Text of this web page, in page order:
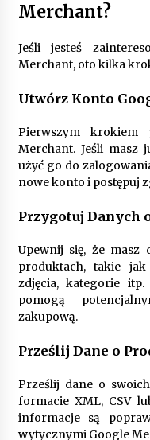
Merchant?
Jeśli jesteś
Merchant, oto kilka
Utwórz Konto
Pierwszym krokiem
Merchant. Jeśli masz
użyć go do
nowe konto i postępuj
Przygotuj Danych
Upewnij się, że masz
produktach, takie jak
zdjęcia, kategorie
pomogą
zakupową.
Prześlij Dane o
Prześlij dane o
formacie XML, CSV
informacje są
wytycznymi Google